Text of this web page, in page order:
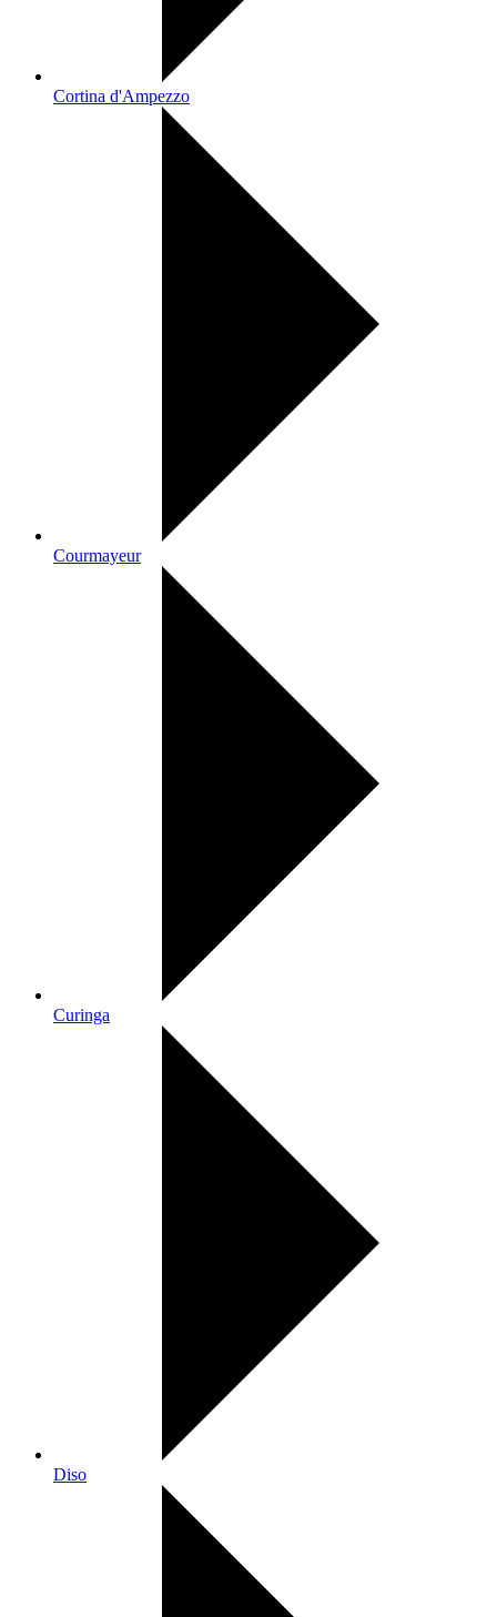
Cortina d'Ampezzo
Courmayeur
Curinga
Diso